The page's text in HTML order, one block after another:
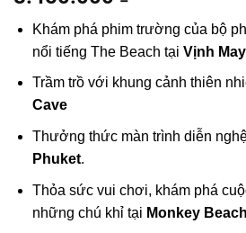
Khám phá phim trường của bộ
nổi tiếng The Beach tại Vịnh
Trầm trồ với khung cảnh thiên
Cave
Thưởng thức màn trình diễn
Phuket.
Thỏa sức vui chơi, khám phá
những chú khỉ tại Monkey Beach